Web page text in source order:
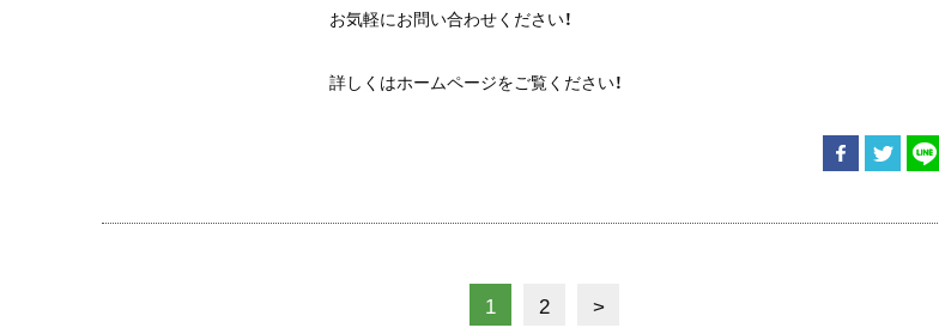
お気軽にお問い合わせください！
詳しくはホームページをご覧ください！
1 2 >